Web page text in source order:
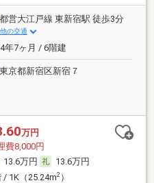
都営大江戸線 東新宿駅 徒歩3分
の交通
年7ヶ月 / 6階建
東京都新宿区新宿７
万円
費8,000円
13.6万円
13.6万円
/ 1K（25.24m2）